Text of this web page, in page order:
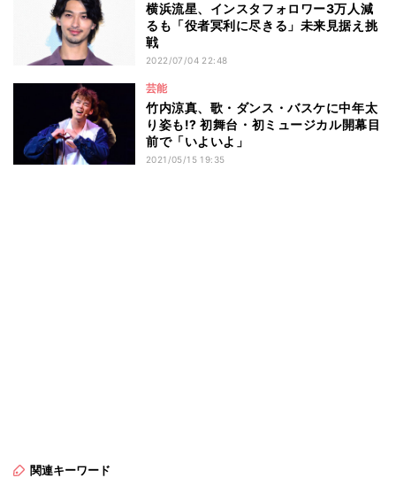
横浜流星、インスタフォロワー3万人減
るも「役者冥利に尽きる」未来見据え挑
戦
2022/07/04 22:48
芸能
竹内涼真、歌・ダンス・バスケに中年太
り姿も!? 初舞台・初ミュージカル開幕目
前で「いよいよ」
2021/05/15 19:35
関連キーワード